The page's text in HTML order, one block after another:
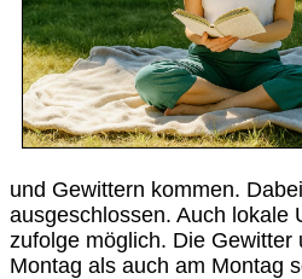
und Gewittern kommen.
ausgeschlossen. Auch lokale
zufolge möglich. Die
Montag als auch am Montag